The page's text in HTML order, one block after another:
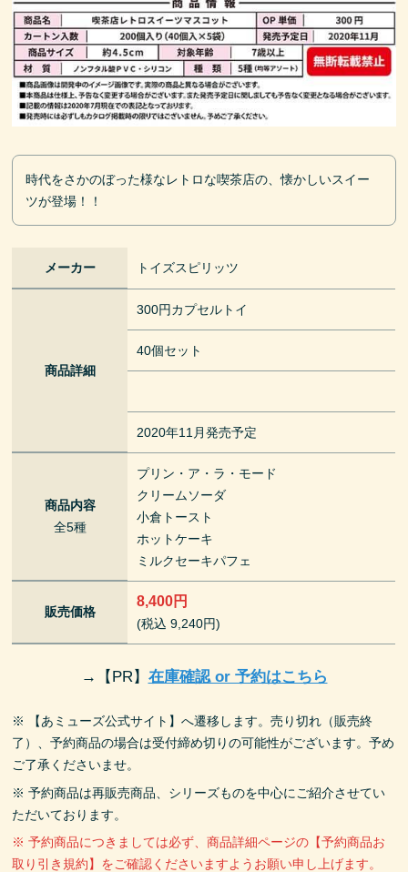
時代をさかのぼった様なレトロな喫茶店の、懐かしいスイー
ツが登場！！
メーカー トイズスピリッツ
商品詳細
300円カプセルトイ
40個セット
2020年11月発売予定
商品内容
全5種
プリン・ア・ラ・モード
クリームソーダ
小倉トースト
ホットケーキ
ミルクセーキパフェ
販売価格
8,400円
(税込 9,240円)
→ 【PR】 在庫確認 or 予約はこちら
※ 【あミューズ公式サイト】へ遷移します。売り切れ（販売終
了）、予約商品の場合は受付締め切りの可能性がございます。予め
ご了承くださいませ。
※ 予約商品は再販売商品、シリーズものを中心にご紹介させてい
ただいております。
※ 予約商品につきましては必ず、商品詳細ページの【予約商品お
取り引き規約】をご確認くださいますようお願い申し上げます。